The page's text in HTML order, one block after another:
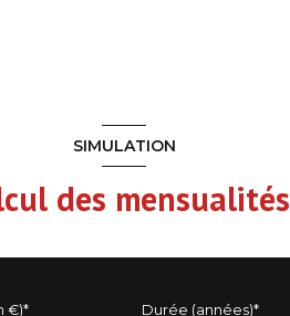
SIMULATION
des mensualités
€)* Durée (années)*